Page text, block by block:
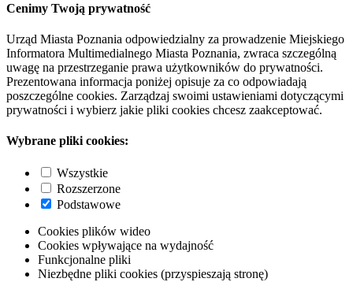
Cenimy Twoją prywatność
Urząd Miasta Poznania odpowiedzialny za prowadzenie Miejskiego
Informatora Multimedialnego Miasta Poznania, zwraca szczególną
uwagę na przestrzeganie prawa użytkowników do prywatności.
Prezentowana informacja poniżej opisuje za co odpowiadają
poszczególne cookies. Zarządzaj swoimi ustawieniami dotyczącymi
prywatności i wybierz jakie pliki cookies chcesz zaakceptować.
Wybrane pliki cookies:
Wszystkie
Rozszerzone
Podstawowe
Cookies plików wideo
Cookies wpływające na wydajność
Funkcjonalne pliki
Niezbędne pliki cookies (przyspieszają stronę)